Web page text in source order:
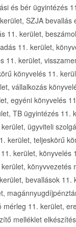
és bér ügyintézés
SZJA bevallás
11. kerület,
11. kerület,
11. kerület,
könyvelés 11.
vállalkozás
egyéni könyvelés
TB ügyintézés 11.
ügyviteli
kerület, teljeskörű
kerület, könyvelés
könyvvezetés
bevallások 11.
mérleg 11. kerület,
melléklet